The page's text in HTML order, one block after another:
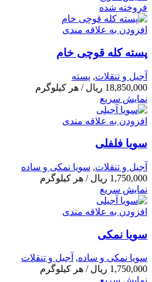
فروخته شده
افزودن به علاقه مندی
پسته کله قوچی خام
آجیل و تنقلات, پسته
18,850,000 ریال / هر کیلوگرم
نمایش سریع
افزودن به علاقه مندی
سویا فلفلی
آجیل و تنقلات, سویا نمکی و ساده
1,750,000 ریال / هر کیلوگرم
نمایش سریع
افزودن به علاقه مندی
سویا نمکی
سویا نمکی و ساده, آجیل و تنقلات
1,750,000 ریال / هر کیلوگرم